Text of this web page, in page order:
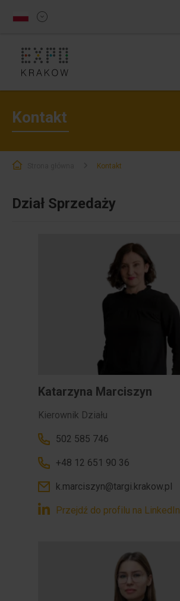
Kontakt
Kontakt
Dział Sprzedaży
Katarzyna Marciszyn
Kierownik Działu
502 585 746
+48 12 651 90 36
k.marciszyn@targi.krakow.pl
Przejdź do profilu na LinkedIn